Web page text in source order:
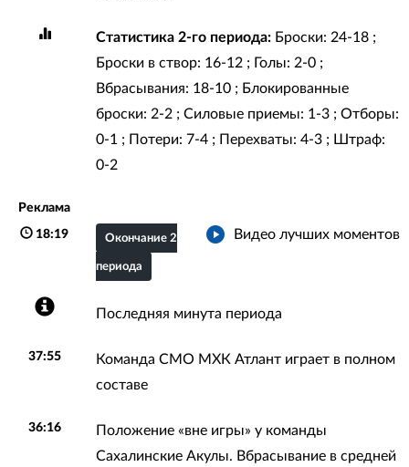
Статистика 2-го периода:Броски: 24-18 ;
Броски в створ: 16-12 ; Голы: 2-0 ;
Вбрасывания: 18-10 ; Блокированные
броски: 2-2 ; Силовые приемы: 1-3 ; Отборы:
0-1 ; Потери: 7-4 ; Перехваты: 4-3 ; Штраф:
0-2
Реклама
18:19 Видео лучших моментов
Окончание 2
периода
Последняя минута периода
37:55
Команда СМО МХК Атлант играет в полном
составе
36:16
Положение «вне игры» у команды
Сахалинские Акулы. Вбрасывание в средней